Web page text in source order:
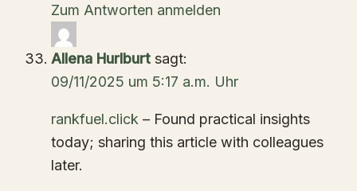
Zum Antworten anmelden
Allena Hurlburt sagt:
09/11/2025 um 5:17 a.m. Uhr
rankfuel.click – Found practical insights
today; sharing this article with colleagues
later.